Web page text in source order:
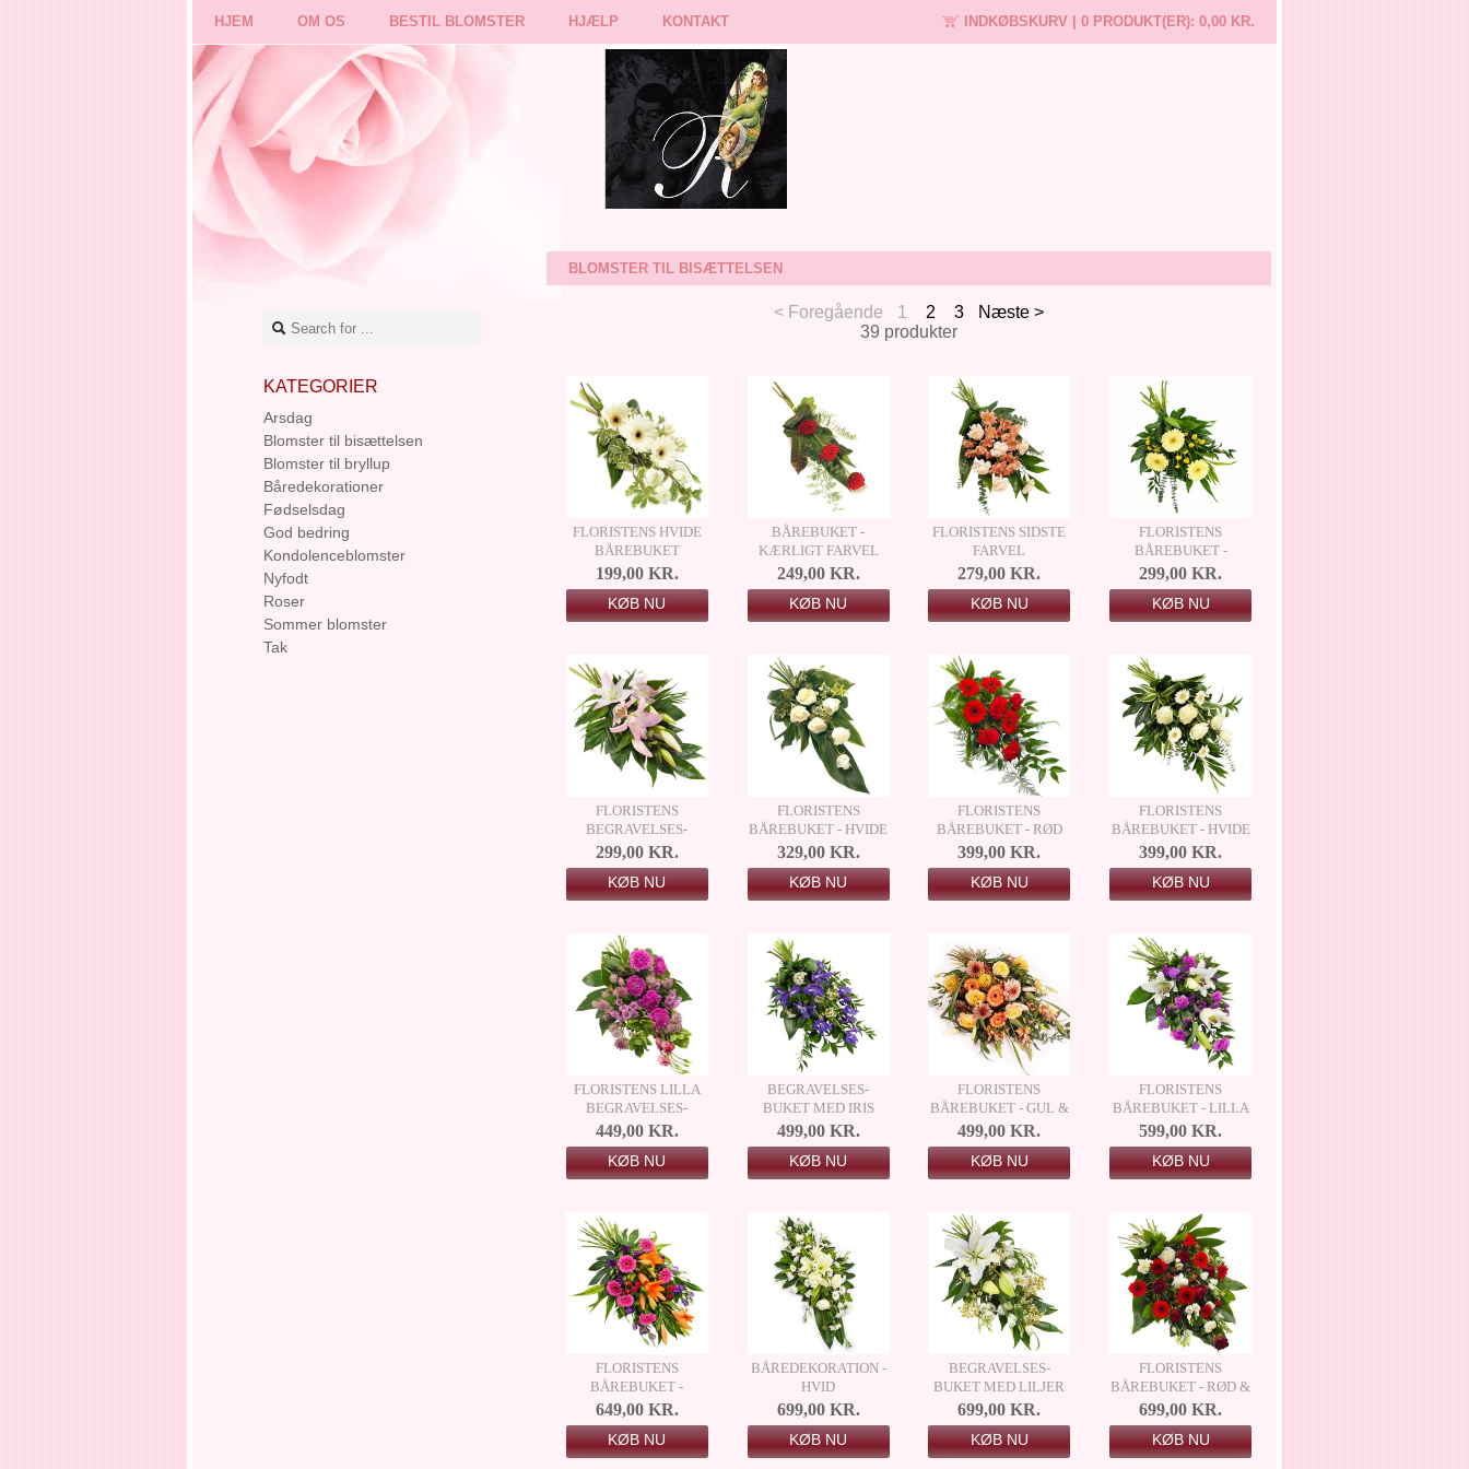
HJEM OM OS BESTIL BLOMSTER HJÆLP KONTAKT INDKØBSKURV | 0 PRODUKT(ER): 0,00 KR.
KATEGORIER
Arsdag
Blomster til bisættelsen
Blomster til bryllup
Båredekorationer
Fødselsdag
God bedring
Kondolenceblomster
Nyfodt
Roser
Sommer blomster
Tak
BLOMSTER TIL BISÆTTELSEN
< Foregående 1 2 3
Næste >
39 produkter
FLORISTENS HVIDE
BÅREBUKET
199,00 KR.
KØB NU
BÅREBUKET -
KÆRLIGT FARVEL
249,00 KR.
KØB NU
FLORISTENS SIDSTE
FARVEL
279,00 KR.
KØB NU
FLORISTENS
BÅREBUKET -
SMUKT MINDE
299,00 KR.
KØB NU
FLORISTENS
BEGRAVELSES­
BUKET - LYSERØDE
LILJER
299,00 KR.
KØB NU
FLORISTENS
BÅREBUKET - HVIDE
ROSER
329,00 KR.
KØB NU
FLORISTENS
BÅREBUKET - RØD
399,00 KR.
KØB NU
FLORISTENS
BÅREBUKET - HVIDE
NUANCER
399,00 KR.
KØB NU
FLORISTENS LILLA
BEGRAVELSES­
BUKET
449,00 KR.
KØB NU
BEGRAVELSES­
BUKET MED IRIS
499,00 KR.
KØB NU
FLORISTENS
BÅREBUKET - GUL &
ORANGE
499,00 KR.
KØB NU
FLORISTENS
BÅREBUKET - LILLA
& HVID
599,00 KR.
KØB NU
FLORISTENS
BÅREBUKET -
MULTIFARVET
649,00 KR.
KØB NU
BÅREDEKORATION -
HVID
699,00 KR.
KØB NU
BEGRAVELSES­
BUKET MED LILJER
699,00 KR.
KØB NU
FLORISTENS
BÅREBUKET - RØD &
HVID
699,00 KR.
KØB NU